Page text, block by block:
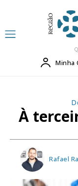
Minha
À
Rafael